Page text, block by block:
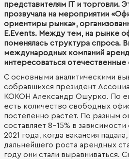
представителям IT и торговли.
прозвучала на мероприятии
ориентиры рынка»,
E.Events. Между тем, на рынке
поменялась структура спроса.
международных компаний
интересоваться
С основными аналитическими
собравшихся президент
КОКОН Александр Ошурко. По
есть количество свободных
постепенно растет. По разным
составляет 8-15% в
2021 года, когда вакансия
дальнейшего роста арендных
году они стали выравниваться.